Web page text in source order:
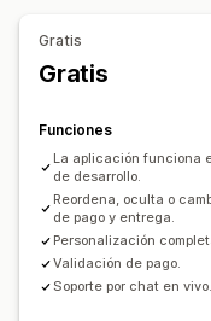
Mensajes
Gratis
Gratis
Funciones
La aplicación funciona
de desarrollo.
Reordena, oculta o
de pago y entrega.
Personalización
Validación de pago.
Soporte por chat en vivo.